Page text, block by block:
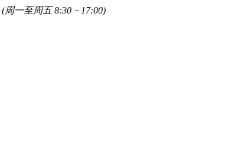
(周一至周五 8:30－17:00)